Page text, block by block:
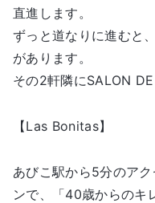
直進します。
ずっと道なりに進むと
があります。
その2軒隣にSALON DE
【Las Bonitas】
あびこ駅から5分のア
ンで、「40歳からのキ